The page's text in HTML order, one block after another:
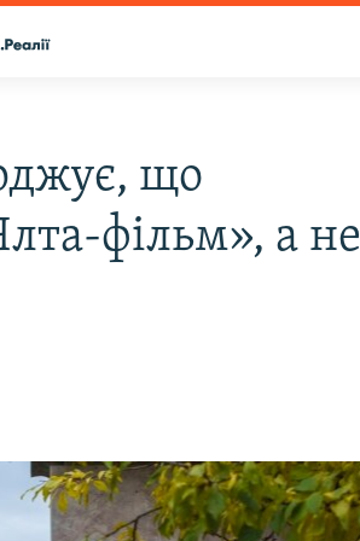
що
фільм», а не